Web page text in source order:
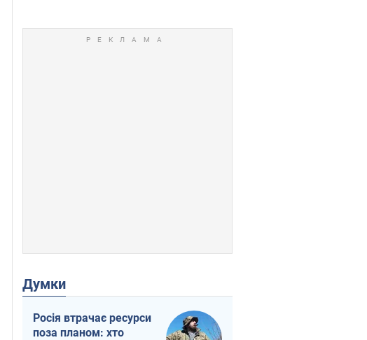
Думки
Росія втрачає ресурси
поза планом: хто